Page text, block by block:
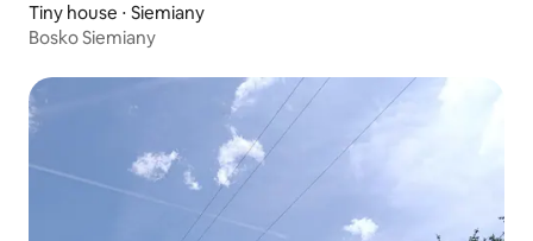
Tiny house ⋅ Siemiany
Bosko Siemiany